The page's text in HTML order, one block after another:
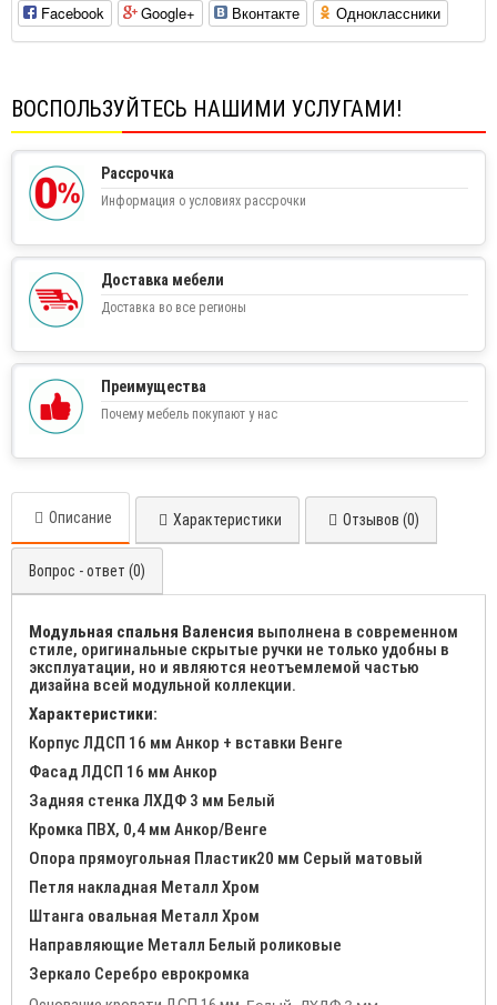
Facebook Google+ Вконтакте Одноклассники
ВОСПОЛЬЗУЙТЕСЬ НАШИМИ УСЛУГАМИ!
Рассрочка
Информация о условиях рассрочки
Доставка мебели
Доставка во все регионы
Преимущества
Почему мебель покупают у нас
Описание Характеристики Отзывов (0)
Вопрос - ответ (0)
Модульная спальня Валенсия выполнена в современном
стиле, оригинальные скрытые ручки не только удобны в
эксплуатации, но и являются неотъемлемой частью
дизайна всей модульной коллекции.
Характеристики:
Корпус ЛДСП 16 мм Анкор + вставки Венге
Фасад ЛДСП 16 мм Анкор
Задняя стенка ЛХДФ 3 мм Белый
Кромка ПВХ, 0,4 мм Анкор/Венге
Опора прямоугольная Пластик20 мм Серый матовый
Петля накладная Металл Хром
Штанга овальная Металл Хром
Направляющие Металл Белый роликовые
Зеркало Серебро еврокромка